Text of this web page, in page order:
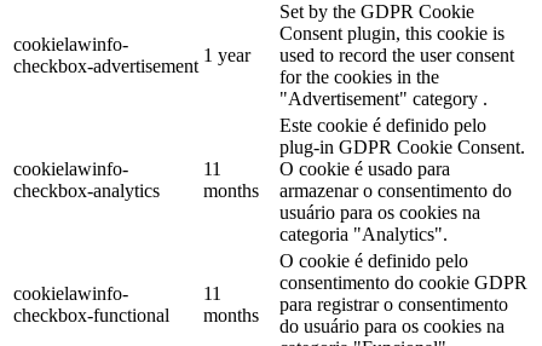
cookielawinfo-
checkbox-advertisement
1 year
Set by the GDPR Cookie
Consent plugin, this cookie is
used to record the user consent
for the cookies in the
"Advertisement" category .
cookielawinfo-
checkbox-analytics
11
months
Este cookie é definido pelo
plug-in GDPR Cookie Consent.
O cookie é usado para
armazenar o consentimento do
usuário para os cookies na
categoria "Analytics".
cookielawinfo-
checkbox-functional
11
months
O cookie é definido pelo
consentimento do cookie GDPR
para registrar o consentimento
do usuário para os cookies na